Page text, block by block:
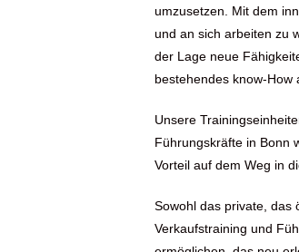
umzusetzen. Mit dem
und an sich arbeiten zu
der Lage neue
bestehendes know-How
Unsere
Führungskräfte in Bonn
Vorteil auf dem Weg in
Sowohl das private, das
Verkaufstraining und